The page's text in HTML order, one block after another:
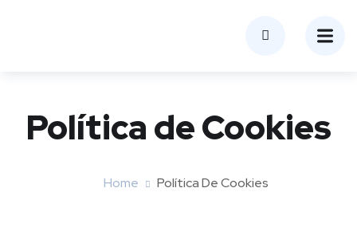
Política de Cookies
Home Política De Cookies